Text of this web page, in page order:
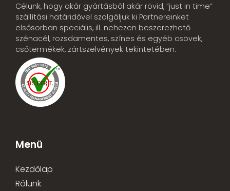
Célunk, hogy akár gyártásból akár rövid, “just in time”
szállítási határidővel szolgáljuk ki Partnereinket
elsősorban speciális, ill. nehezen beszerezhető
szénacél, rozsdamentes, színes és egyéb csövek,
csőtermékek, zártszelvények tekintetében.
Menü
Kezdőlap
Rólunk